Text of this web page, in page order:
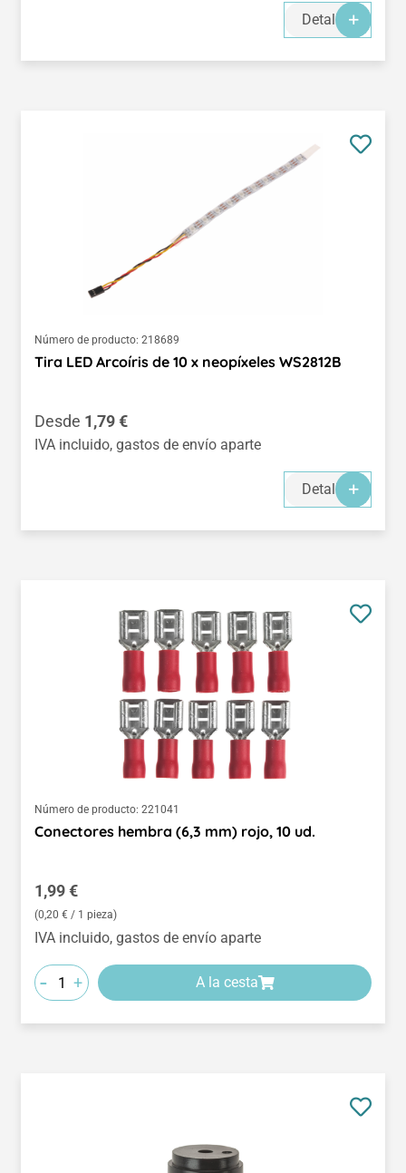
Detalles
Número de producto: 218689
Tira LED Arcoíris de 10 x neopíxeles WS2812B
Precio normal:
Desde 1,79 €
IVA incluido, gastos de envío aparte
Detalles
Número de producto: 221041
Conectores hembra (6,3 mm) rojo, 10 ud.
Precio normal:
1,99 €
(0,20 € / 1 pieza)
IVA incluido, gastos de envío aparte
- + A la cesta